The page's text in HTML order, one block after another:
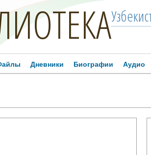
Дневники Биографии Аудио